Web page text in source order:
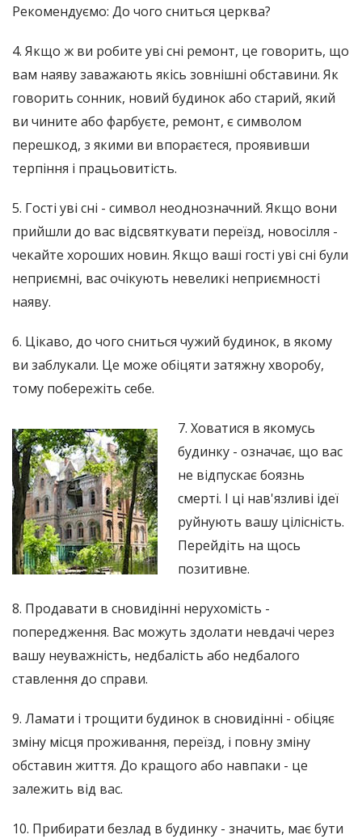
Рекомендуємо: До чого сниться церква?
4. Якщо ж ви робите уві сні ремонт, це говорить, що
вам наяву заважають якісь зовнішні обставини. Як
говорить сонник, новий будинок або старий, який
ви чините або фарбуєте, ремонт, є символом
перешкод, з якими ви впораєтеся, проявивши
терпіння і працьовитість.
5. Гості уві сні - символ неоднозначний. Якщо вони
прийшли до вас відсвяткувати переїзд, новосілля -
чекайте хороших новин. Якщо ваші гості уві сні були
неприємні, вас очікують невеликі неприємності
наяву.
6. Цікаво, до чого сниться чужий будинок, в якому
ви заблукали. Це може обіцяти затяжну хворобу,
тому побережіть себе.
7. Ховатися в якомусь
будинку - означає, що вас
не відпускає боязнь
смерті. І ці нав'язливі ідеї
руйнують вашу цілісність.
Перейдіть на щось
позитивне.
8. Продавати в сновидінні нерухомість -
попередження. Вас можуть здолати невдачі через
вашу неуважність, недбалість або недбалого
ставлення до справи.
9. Ламати і трощити будинок в сновидінні - обіцяє
зміну місця проживання, переїзд, і повну зміну
обставин життя. До кращого або навпаки - це
залежить від вас.
10. Прибирати безлад в будинку - значить, має бути